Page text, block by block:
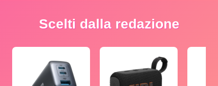
Scelti dalla redazione